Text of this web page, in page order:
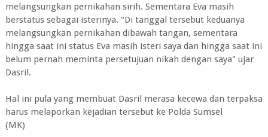
melangsungkan pernikahan sirih. Sementara Eva masih
berstatus sebagai isterinya. "Di tanggal tersebut keduanya
melangsungkan pernikahan dibawah tangan, sementara
hingga saat ini status Eva masih isteri saya dan hingga saat ini
belum pernah meminta persetujuan nikah dengan saya" ujar
Dasril.
Hal ini pula yang membuat Dasril merasa kecewa dan terpaksa
harus melaporkan kejadian tersebut ke Polda Sumsel
(MK)